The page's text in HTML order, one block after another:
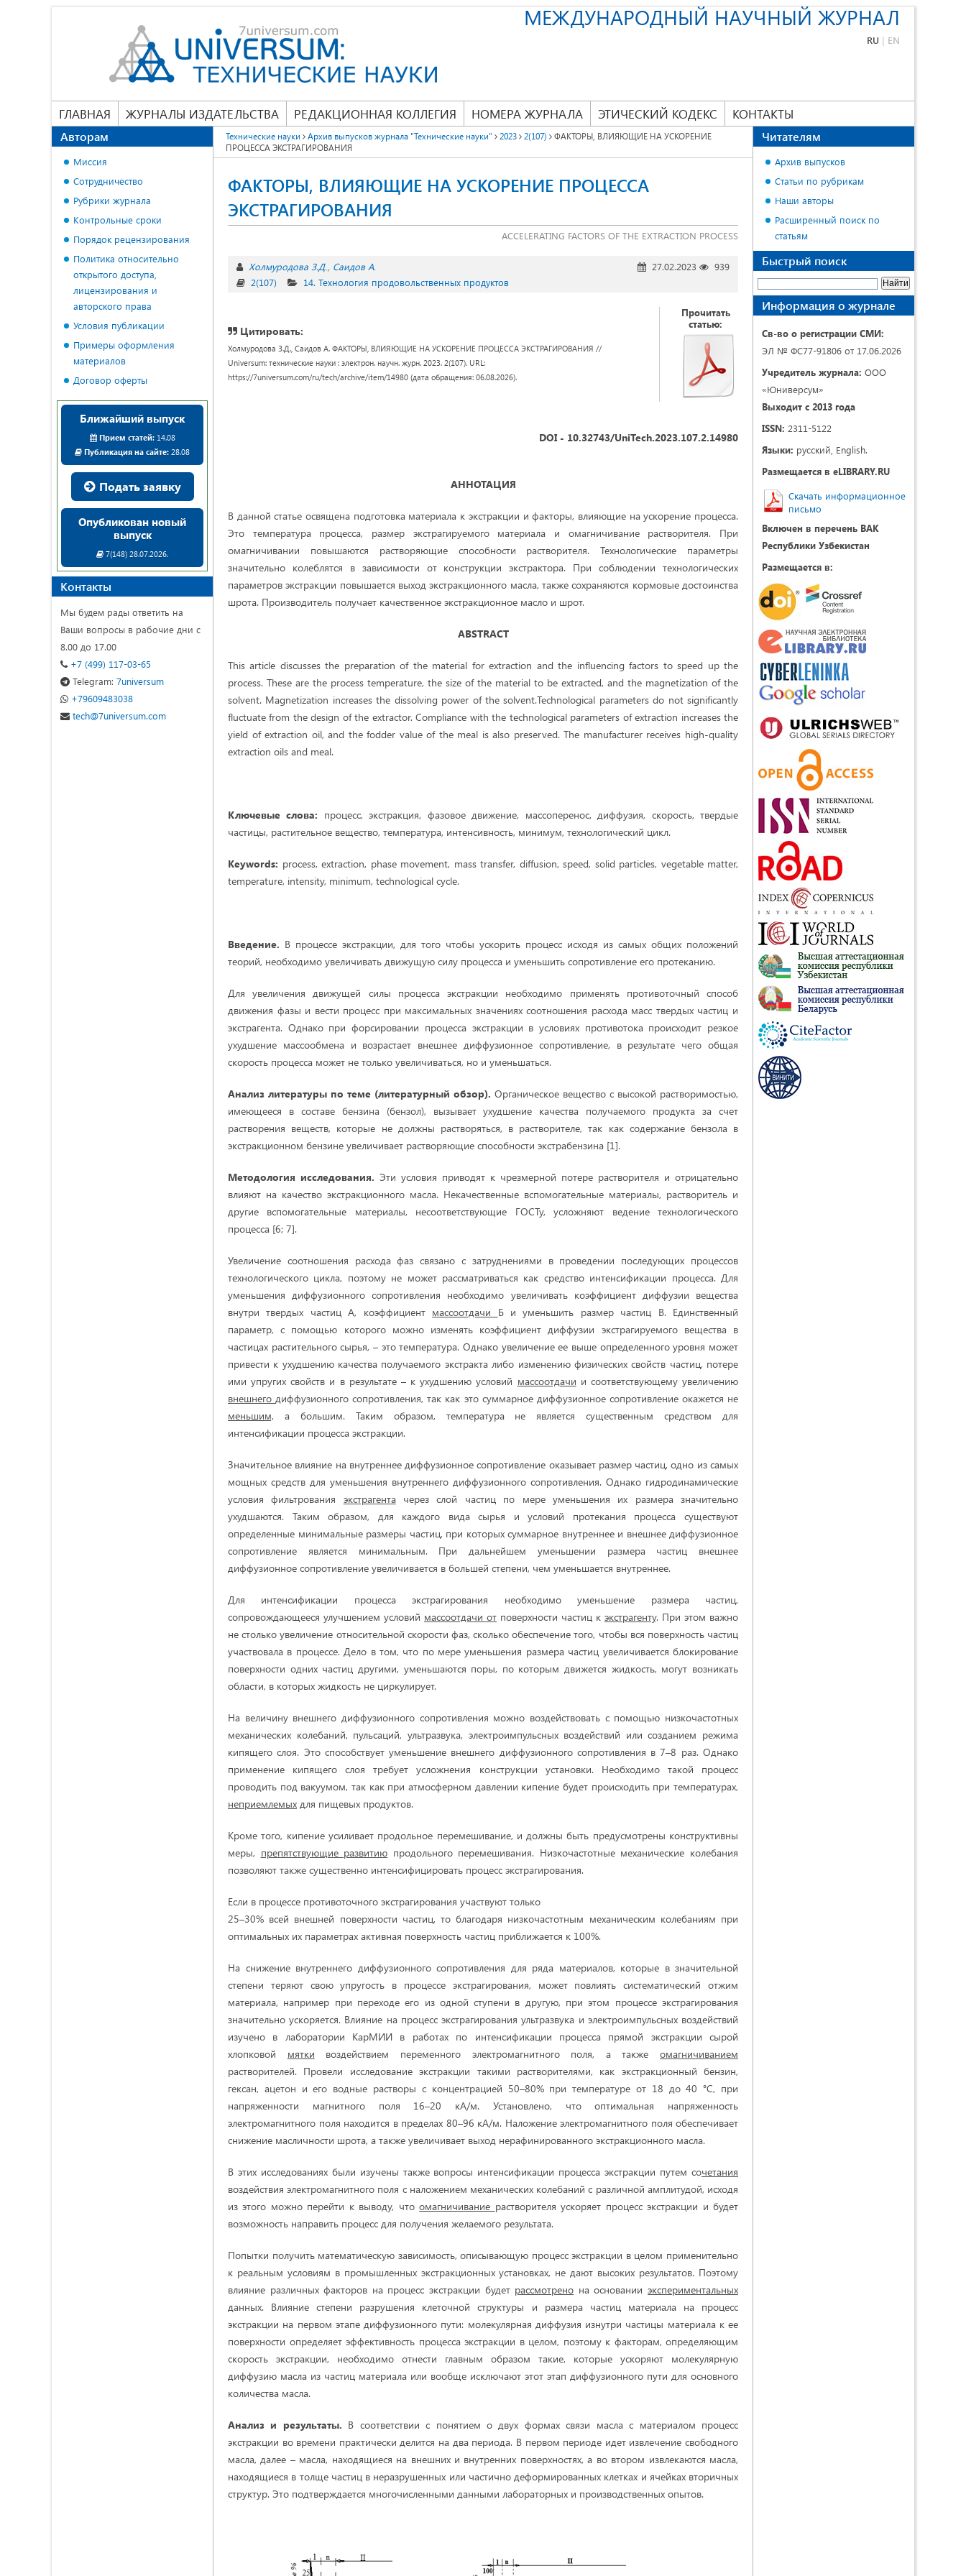
МЕЖДУНАРОДНЫЙ НАУЧНЫЙ ЖУРНАЛ
RU | EN
ГЛАВНАЯ ЖУРНАЛЫ ИЗДАТЕЛЬСТВА РЕДАКЦИОННАЯ КОЛЛЕГИЯ НОМЕРА ЖУРНАЛА ЭТИЧЕСКИЙ КОДЕКС КОНТАКТЫ
Технические науки Архив выпусков журнала "Технические науки" 2023 2(107)
ФАКТОРЫ, ВЛИЯЮЩИЕ НА УСКОРЕНИЕ
ПРОЦЕССА ЭКСТРАГИРОВАНИЯ
ФАКТОРЫ, ВЛИЯЮЩИЕ НА УСКОРЕНИЕ ПРОЦЕССА
ЭКСТРАГИРОВАНИЯ
ACCELERATING FACTORS OF THE EXTRACTION PROCESS
Холмуродова З.Д. Саидов А. 27.02.2023
939
2(107)
14. Технология продовольственных продуктов
Цитировать:
Холмуродова З.Д., Саидов А. ФАКТОРЫ, ВЛИЯЮЩИЕ НА УСКОРЕНИЕ ПРОЦЕССА ЭКСТРАГИРОВАНИЯ //
Universum: технические науки : электрон. научн. журн. 2023. 2(107). URL:
https://7universum.com/ru/tech/archive/item/14980 (дата обращения: 06.08.2026).
Прочитать
статью:
DOI - 10.32743/UniTech.2023.107.2.14980
АННОТАЦИЯ
В данной статье освящена подготовка материала к экстракции и факторы, влияющие на ускорение процесса.
Это температура процесса, размер экстрагируемого материала и омагничивание растворителя. При
омагничивании повышаются растворяющие способности растворителя. Технологические параметры
значительно колеблятся в зависимости от конструкции экстрактора. При соблюдении технологических
параметров экстракции повышается выход экстракционного масла, также сохраняются кормовые достоинства
шрота. Производитель получает качественное экстракционное масло и шрот.
ABSTRACT
This article discusses the preparation of the material for extraction and the influencing factors to speed up the
process. These are the process temperature, the size of the material to be extracted, and the magnetization of the
solvent. Magnetization increases the dissolving power of the solvent.Technological parameters do not significantly
fluctuate from the design of the extractor. Compliance with the technological parameters of extraction increases the
yield of extraction oil, and the fodder value of the meal is also preserved. The manufacturer receives high-quality
extraction oils and meal.
Ключевые слова: процесс, экстракция, фазовое движение, массоперенос, диффузия, скорость, твердые
частицы, растительное вещество, температура, интенсивность, минимум, технологический цикл.
Keywords: process, extraction, phase movement, mass transfer, diffusion, speed, solid particles, vegetable matter,
temperature, intensity, minimum, technological cycle.
Введение. В процессе экстракции, для того чтобы ускорить процесс исходя из самых общих положений
теорий, необходимо увеличивать движущую силу процесса и уменьшить сопротивление его протеканию.
Для увеличения движущей силы процесса экстракции необходимо применять противоточный способ
движения фазы и вести процесс при максимальных значениях соотношения расхода масс твердых частиц и
экстрагента. Однако при форсировании процесса экстракции в условиях противотока происходит резкое
ухудшение массообмена и возрастает внешнее диффузионное сопротивление, в результате чего общая
скорость процесса может не только увеличиваться, но и уменьшаться.
Анализ литературы по теме (литературный обзор). Органическое вещество с высокой растворимостью,
имеющееся в составе бензина (бензол), вызывает ухудшение качества получаемого продукта за счет
растворения веществ, которые не должны растворяться, в растворителе, так как содержание бензола в
экстракционном бензине увеличивает растворяющие способности экстрабензина [1].
Методология исследования. Эти условия приводят к чрезмерной потере растворителя и отрицательно
влияют на качество экстракционного масла. Некачественные вспомогательные материалы, растворитель и
другие вспомогательные материалы, несоответствующие ГОСТу, усложняют ведение технологического
процесса [6; 7].
Увеличение соотношения расхода фаз связано с затруднениями в проведении последующих процессов
технологического цикла, поэтому не может рассматриваться как средство интенсификации процесса. Для
уменьшения диффузионного сопротивления необходимо увеличивать коэффициент диффузии вещества
внутри твердых частиц А, коэффициент массоотдачи Б и уменьшить размер частиц В. Единственный
параметр, c помощью которого можно изменять коэффициент диффузии экстрагируемого вещества в
частицах растительного сырья, – это температура. Однако увеличение ее выше определенного уровня может
привести к ухудшению качества получаемого экстракта либо изменению физических свойств частиц, потере
ими упругих свойств и в результате – к ухудшению условий массоотдачи и соответствующему увеличению
внешнегодиффузионного сопротивления, так как это суммарное диффузионное сопротивление окажется не
меньшим, а большим. Таким образом, температура не является существенным средством для
интенсификации процесса экстракции.
Значительное влияние на внутреннее диффузионное сопротивление оказывает размер частиц, одно из самых
мощных средств для уменьшения внутреннего диффузионного сопротивления. Однако гидродинамические
условия фильтрования экстрагентачерез слой частиц по мере уменьшения их размера значительно
ухудшаются. Таким образом, для каждого вида сырья и условий протекания процесса существуют
определенные минимальные размеры частиц, при которых суммарное внутреннее и внешнее диффузионное
сопротивление является минимальным. При дальнейшем уменьшении размера частиц внешнее
диффузионное сопротивление увеличивается в большей степени, чем уменьшается внутреннее.
Для интенсификации процесса экстрагирования необходимо уменьшение размера частиц,
сопровождающееся улучшением условий массоотдачи от поверхности частиц к экстрагенту. При этом важно
не столько увеличение относительной скорости фаз, сколько обеспечение того, чтобы вся поверхность частиц
участвовала в процессе. Дело в том, что по мере уменьшения размера частиц увеличивается блокирование
поверхности одних частиц другими, уменьшаются поры, по которым движется жидкость, могут возникать
области, в которых жидкость не циркулирует.
На величину внешнего диффузионного сопротивления можно воздействовать с помощью низкочастотных
механических колебаний, пульсаций, ультразвука, электроимпульсных воздействий или созданием режима
кипящего слоя. Это способствует уменьшение внешнего диффузионного сопротивления в 7–8 раз. Однако
применение кипящего слоя требует усложнения конструкции установки. Необходимо такой процесс
проводить под вакуумом, так как при атмосферном давлении кипение будет происходить при температурах,
неприемлемых для пищевых продуктов.
Кроме того, кипение усиливает продольное перемешивание, и должны быть предусмотрены конструктивны
меры, препятствующие развитию продольного перемешивания. Низкочастотные механические колебания
позволяют также существенно интенсифицировать процесс экстрагирования.
Если в процессе противоточного экстрагирования участвуют только
25–30% всей внешней поверхности частиц, то благодаря низкочастотным механическим колебаниям при
оптимальных их параметрах активная поверхность частиц приближается к 100%.
На снижение внутреннего диффузионного сопротивления для ряда материалов, которые в значительной
степени теряют свою упругость в процессе экстрагирования, может повлиять систематический отжим
материала, например при переходе его из одной ступени в другую, при этом процессе экстрагирования
значительно ускоряется. Влияние на процесс экстрагирования ультразвука и электроимпульсных воздействий
изучено в лаборатории КарМИИ в работах по интенсификации процесса прямой экстракции сырой
хлопковой мятки воздействием переменного электромагнитного поля, а также омагничиванием
растворителей. Провели исследование экстракции такими растворителями, как экстракционный бензин,
гексан, ацетон и его водные растворы с концентрацией 50–80% при температуре от 18 до 40 °С, при
напряженности магнитного поля 16–20 кА/м. Установлено, что оптимальная напряженность
электромагнитного поля находится в пределах 80–96 кА/м. Наложение электромагнитного поля обеспечивает
снижение масличности шрота, а также увеличивает выход нерафинированного экстракционного масла.
В этих исследованиях были изучены также вопросы интенсификации процесса экстракции путем сочетания
воздействия электромагнитного поля с наложением механических колебаний с различной амплитудой, исходя
из этого можно перейти к выводу, чтоомагничивание растворителя ускоряет процесс экстракции и будет
возможность направить процесс для получения желаемого результата.
Попытки получить математическую зависимость, описывающую процесс экстракции в целом применительно
к реальным условиям в промышленных экстракционных установках, не дают высоких результатов. Поэтому
влияние различных факторов на процесс экстракции будет рассмотрено на основанииэкспериментальных
данных. Влияние степени разрушения клеточной структуры и размера частиц материала на процесс
экстракции на первом этапе диффузионного пути: молекулярная диффузия изнутри частицы материала к ее
поверхности определяет эффективность процесса экстракции в целом, поэтому к факторам, определяющим
скорость экстракции, необходимо отнести главным образом такие, которые ускоряют молекулярную
диффузию масла из частиц материала или вообще исключают этот этап диффузионного пути для основного
количества масла.
Анализ и результаты. В соответствии с понятием о двух формах связи масла с материалом процесс
экстракции во времени практически делится на два периода. В первом периоде идет извлечение свободного
масла, далее – масла, находящиеся на внешних и внутренних поверхностях, а во втором извлекаются масла,
находящиеся в толще частиц в неразрушенных или частично деформированных клетках и ячейках вторичных
структур. Это подтверждается многочисленными данными лабораторных и производственных опытов.
Авторам
Миссия
Сотрудничество
Рубрики журнала
Контрольные сроки
Порядок рецензирования
Политика относительно
открытого доступа,
лицензирования и
авторского права
Условия публикации
Примеры оформления
материалов
Договор оферты
Ближайший выпуск
Прием статей:14.08
Публикация на сайте: 28.08
Подать заявку
Опубликован новый
выпуск
7(148) 28.07.2026.
Контакты
Мы будем рады ответить на
Ваши вопросы в рабочие дни с
8.00 до 17.00
+7 (499) 117-03-65
Telegram: 7universum
+79609483038
tech@7universum.com
Читателям
Архив выпусков
Статьи по рубрикам
Наши авторы
Расширенный поиск по
статьям
Быстрый поиск
Информация о журнале
Св-во о регистрации СМИ:
ЭЛ № ФС77-91806 от 17.06.2026
Учредитель журнала: ООО
«Юниверсум»
Выходит с 2013 года
ISSN: 2311-5122
Языки: русский, English.
Размещается в eLIBRARY.RU
Скачать информационное
письмо
Включен в перечень ВАК
Республики Узбекистан
Размещается в: